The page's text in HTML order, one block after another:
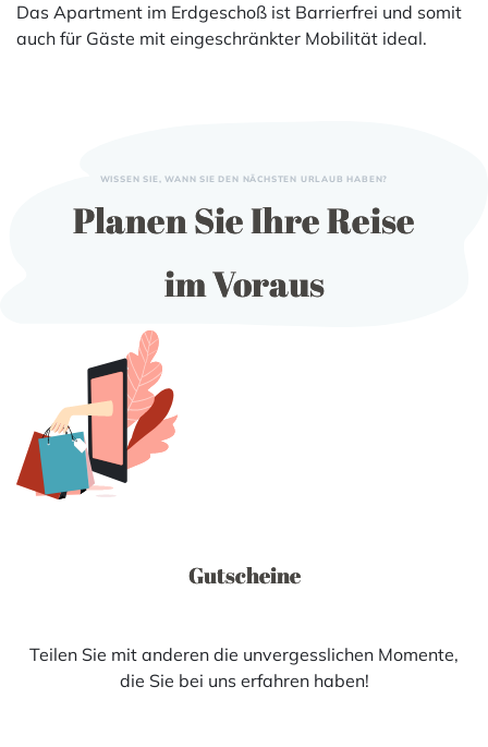
Das Apartment im Erdgeschoß ist Barrierfrei und somit
auch für Gäste mit eingeschränkter Mobilität ideal.
WISSEN SIE, WANN SIE DEN NÄCHSTEN URLAUB HABEN?
Planen Sie Ihre Reise
im Voraus
Gutscheine
Teilen Sie mit anderen die unvergesslichen Momente,
die Sie bei uns erfahren haben!